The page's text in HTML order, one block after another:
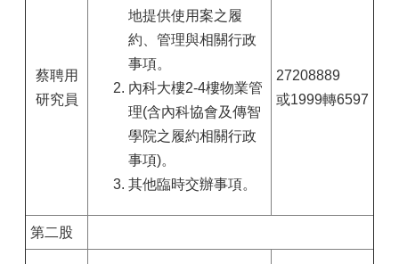
蔡聘用
研究員
地提供使用案之履
約、管理與相關行政
事項。
內科大樓2-4樓物業管
理(含內科協會及傳智
學院之履約相關行政
事項)。
其他臨時交辦事項。
27208889
或1999轉6597
第二股